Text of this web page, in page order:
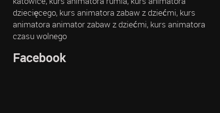
dziecięcego, kurs animatora zabaw z dziećmi, kurs
animatora animator zabaw z dziećmi, kurs animatora
czasu wolnego
Facebook